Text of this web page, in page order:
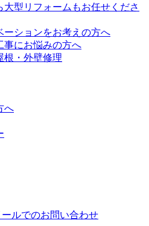
大型リフォームもお任せくださ
ーションをお考えの方へ
事にお悩みの方へ
根・外壁修理
へ